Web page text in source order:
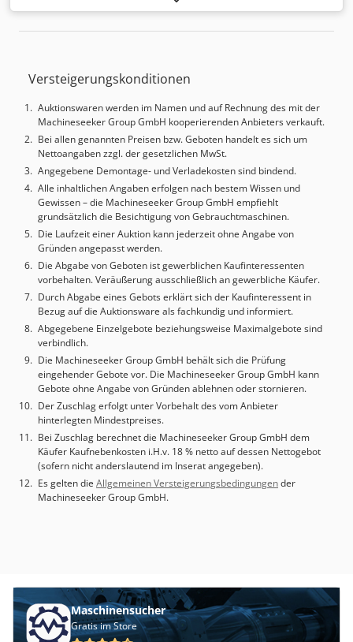
kg Raumbedarf ca. 1,2 x 0,9 x 1,2 m Credpfxocdrmij An Ujf
- motorische Doppelwendehaspel - neu lackiert
Versteigerungskonditionen
Auktionswaren werden im Namen und auf Rechnung des mit der
Machineseeker Group GmbH kooperierenden Anbieters verkauft.
Bei allen genannten Preisen bzw. Geboten handelt es sich um
Nettoangaben zzgl. der gesetzlichen MwSt.
Angegebene Demontage- und Verladekosten sind bindend.
Alle inhaltlichen Angaben erfolgen nach bestem Wissen und
Gewissen – die Machineseeker Group GmbH empfiehlt
grundsätzlich die Besichtigung von Gebrauchtmaschinen.
Die Laufzeit einer Auktion kann jederzeit ohne Angabe von
Gründen angepasst werden.
Die Abgabe von Geboten ist gewerblichen Kaufinteressenten
vorbehalten. Veräußerung ausschließlich an gewerbliche Käufer.
Durch Abgabe eines Gebots erklärt sich der Kaufinteressent in
Bezug auf die Auktionsware als fachkundig und informiert.
Abgegebene Einzelgebote beziehungsweise Maximalgebote sind
verbindlich.
Die Machineseeker Group GmbH behält sich die Prüfung
eingehender Gebote vor. Die Machineseeker Group GmbH kann
Gebote ohne Angabe von Gründen ablehnen oder stornieren.
Der Zuschlag erfolgt unter Vorbehalt des vom Anbieter
hinterlegten Mindestpreises.
Bei Zuschlag berechnet die Machineseeker Group GmbH dem
Käufer Kaufnebenkosten i.H.v. 18 % netto auf dessen Nettogebot
(sofern nicht anderslautend im Inserat angegeben).
Es gelten die Allgemeinen Versteigerungsbedingungender
Machineseeker Group GmbH.
Maschinensucher
Gratis im Store